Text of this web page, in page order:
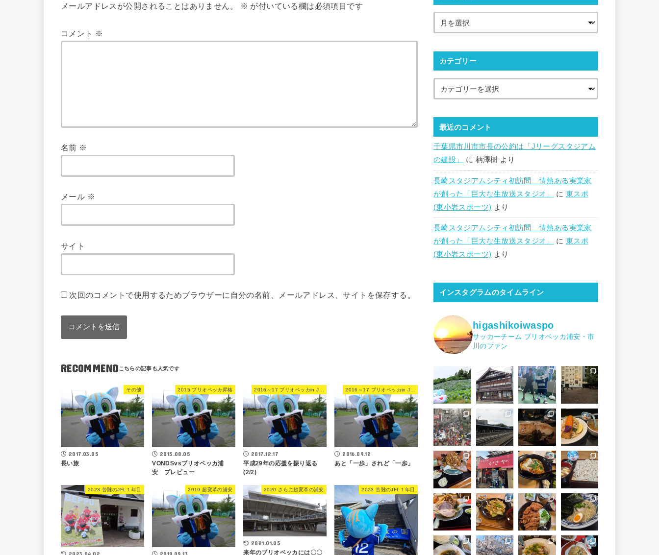
メールアドレスが公開されることはありません。 ※ が付いている欄は必須項目です
コメント ※
名前 ※
メール ※
サイト
次回のコメントで使用するためブラウザーに自分の名前、メールアドレス、サイトを保存する。
RECOMMEND
その他
2017.03.05
長い旅
2015 ブリオベッカ昇格
2015.08.05
VONDSvsブリオベッカ浦
安 プレビュー
2017.12.17
平成29年の応援を振り返る
(2/2)
2016.09.12
あと「一歩」されど「一歩」
2023 苦難のJFL１年目 2019 超変革の浦安 2020 さらに超変革の浦安
2021.01.05
来年のブリオベッカには〇〇
2023 苦難のJFL１年目
カテゴリー
最近のコメント
千葉県市川市市長の公約は「Jリーグスタジアム
の建設」
に 柄澤樹 より
長崎スタジアムシティ初訪問 情熱ある実業家
が創った「巨大な生放送スタジオ」
に 東スポ
(東小岩スポーツ) より
長崎スタジアムシティ初訪問 情熱ある実業家
が創った「巨大な生放送スタジオ」
に 東スポ
(東小岩スポーツ) より
インスタグラムのタイムライン
higashikoiwaspo
サッカーチーム ブリオベッカ浦安・市
川のファン